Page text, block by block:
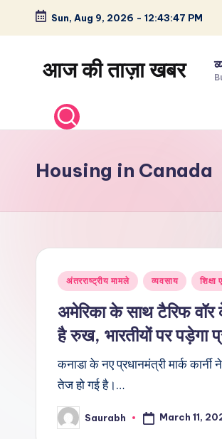
Skip
content
Sun, Aug 9, 2026 - 12:43:48 PM
आज की ताज़ा खबर
–
और
विश्व
Housing in Canada
Posted
अंतरराष्ट्रीय मामले व्यवसाय
अमेरिका के साथ टैरिफ वॉर
है रुख, भारतीयों पर पड़ेगा
कनाडा के नए प्रधानमंत्री मार्क कार्नी
तेज हो गई है।…
Posted
by
Saurabh March 11,